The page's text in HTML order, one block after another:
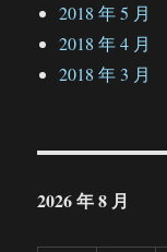
2018 年 5 月
2018 年 4 月
2018 年 3 月
2026 年 8 月